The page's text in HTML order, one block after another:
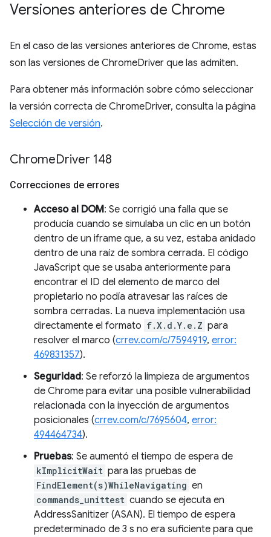
Versiones anteriores de Chrome
En el caso de las versiones anteriores de Chrome, estas
son las versiones de ChromeDriver que las admiten.
Para obtener más información sobre cómo seleccionar
la versión correcta de ChromeDriver, consulta la página
Selección de versión.
ChromeDriver 148
Correcciones de errores
Acceso al DOM: Se corrigió una falla que se
producía cuando se simulaba un clic en un botón
dentro de un iframe que, a su vez, estaba anidado
dentro de una raíz de sombra cerrada. El código
JavaScript que se usaba anteriormente para
encontrar el ID del elemento de marco del
propietario no podía atravesar las raíces de
sombra cerradas. La nueva implementación usa
directamente el formato f.X.d.Y.e.Z para
resolver el marco (crrev.com/c/7594919, error:
469831357).
Seguridad: Se reforzó la limpieza de argumentos
de Chrome para evitar una posible vulnerabilidad
relacionada con la inyección de argumentos
posicionales (crrev.com/c/7695604, error:
494464734).
Pruebas: Se aumentó el tiempo de espera de
kImplicitWait para las pruebas de
FindElement(s)WhileNavigating en
commands_unittest cuando se ejecuta en
AddressSanitizer (ASAN). El tiempo de espera
predeterminado de 3 s no era suficiente para que